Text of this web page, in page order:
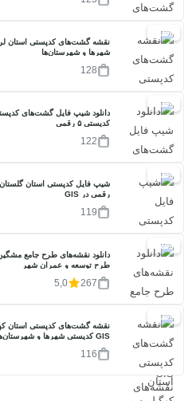
30%
شهرها و شهرستان‌ها
128
20%
کدپستی ۵ رقمی
122
40%
رقمی در GIS
119
17%
طرح توسعه و عمران شهر
267
5,0
40%
GIS کدپستی شهرها و شهرستان‌ها
116